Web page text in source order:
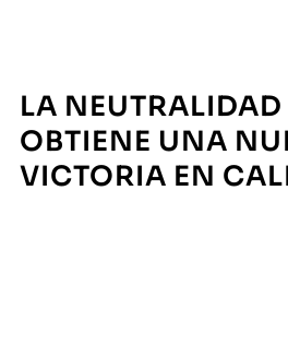
LA NEUTRALIDAD
OBTIENE UNA
VICTORIA EN